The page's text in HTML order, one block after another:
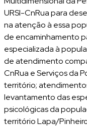
URSI-CnRua para
na atenção à essa
de encaminhamento
especializada à
de atendimento
CnRua e Serviços da
território;
levantamento das
psicológicas da
território Lapa/